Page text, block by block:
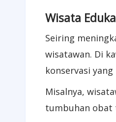
Wisata
Seiring
wisatawan. Di
konservasi
Misalnya,
tumbuhan obat